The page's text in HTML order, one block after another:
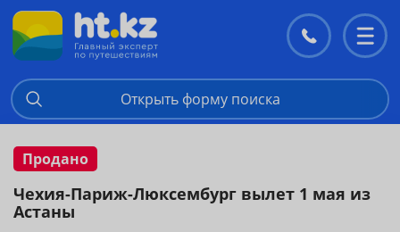
Контакты
меню
Открыть форму поиска
Продано
Чехия-Париж-Люксембург вылет 1 мая из
Астаны